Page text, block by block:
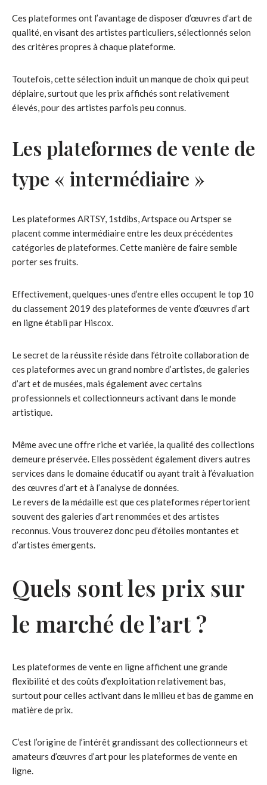
Ces plateformes ont l’avantage de disposer d’œuvres d’art de
qualité, en visant des artistes particuliers, sélectionnés selon
des critères propres à chaque plateforme.
Toutefois, cette sélection induit un manque de choix qui peut
déplaire, surtout que les prix affichés sont relativement
élevés, pour des artistes parfois peu connus.
Les plateformes de vente de
type « intermédiaire »
Les plateformes ARTSY, 1stdibs, Artspace ou Artsper se
placent comme intermédiaire entre les deux précédentes
catégories de plateformes. Cette manière de faire semble
porter ses fruits.
Effectivement, quelques-unes d’entre elles occupent le top 10
du classement 2019 des plateformes de vente d’œuvres d’art
en ligne établi par Hiscox.
Le secret de la réussite réside dans l’étroite collaboration de
ces plateformes avec un grand nombre d’artistes, de galeries
d’art et de musées, mais également avec certains
professionnels et collectionneurs activant dans le monde
artistique.
Même avec une offre riche et variée, la qualité des collections
demeure préservée. Elles possèdent également divers autres
services dans le domaine éducatif ou ayant trait à l’évaluation
des œuvres d’art et à l’analyse de données.
Le revers de la médaille est que ces plateformes répertorient
souvent des galeries d’art renommées et des artistes
reconnus. Vous trouverez donc peu d’étoiles montantes et
d’artistes émergents.
Quels sont les prix sur
le marché de l’art ?
Les plateformes de vente en ligne affichent une grande
flexibilité et des coûts d’exploitation relativement bas,
surtout pour celles activant dans le milieu et bas de gamme en
matière de prix.
C’est l’origine de l’intérêt grandissant des collectionneurs et
amateurs d’œuvres d’art pour les plateformes de vente en
ligne.